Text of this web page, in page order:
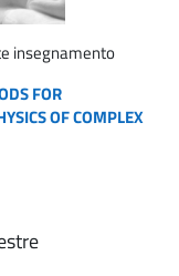
insegnamento
FOR
OF COMPLEX